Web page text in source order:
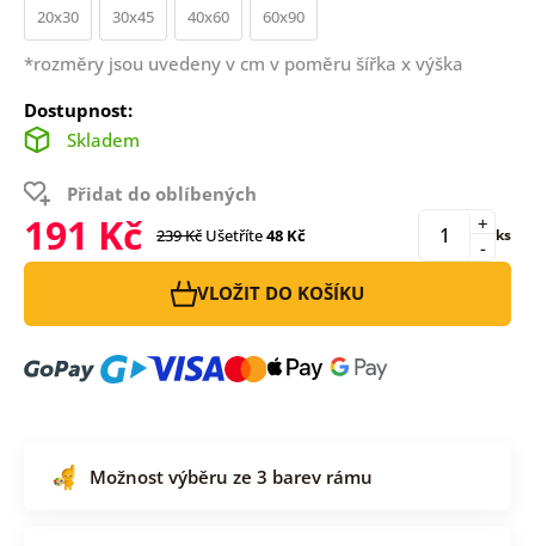
20x30 30x45 40x60 60x90
*rozměry jsou uvedeny v cm v poměru šířka x výška
Dostupnost:
Skladem
Přidat do oblíbených
191 Kč 239 Kč Ušetříte48 Kč -
+ ks
VLOŽIT DO KOŠÍKU
Možnost výběru ze 3 barev rámu